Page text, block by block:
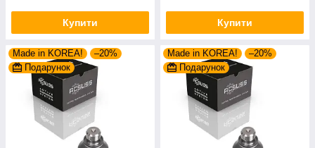
Купити Купити
Made in KOREA!
–20%
Подарунок
Made in KOREA!
–20%
Подарунок